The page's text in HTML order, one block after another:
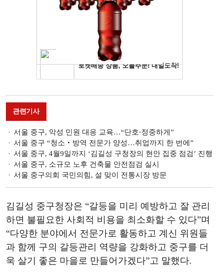
관련기사
서울 중구, 악성 민원 대응 교육…“단호·정중하게”
서울 중구 “청소‧방역 전문가 양성…취업까지 한 번에”
서울 중구, 4월9일까지 ‘김길성 구청장의 현안 집중 점검’ 진행
서울 중구, 소규모 노후 건축물 안전점검 실시
서울 중구의회 국민의힘, 설 맞이 전통시장 방문
김길성 중구청장은 “갈등을 미리 예방하고 잘 관리
하면 불필요한 사회적 비용을 최소화할 수 있다”며
“다양한 분야에서 전문가로 활동하고 계신 위원들
과 함께 구의 갈등관리 역량을 강화하고 중구를 더
욱 살기 좋은 마을로 만들어가겠다”고 말했다.